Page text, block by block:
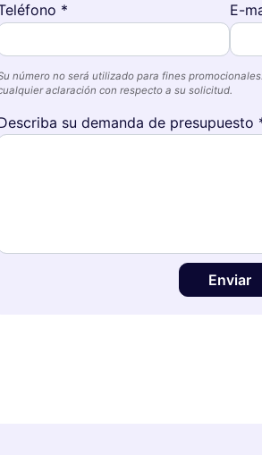
* E-
número no será utilizado para fines
aclaración con respecto a su solicitud.
su demanda de presupuesto
Enviar